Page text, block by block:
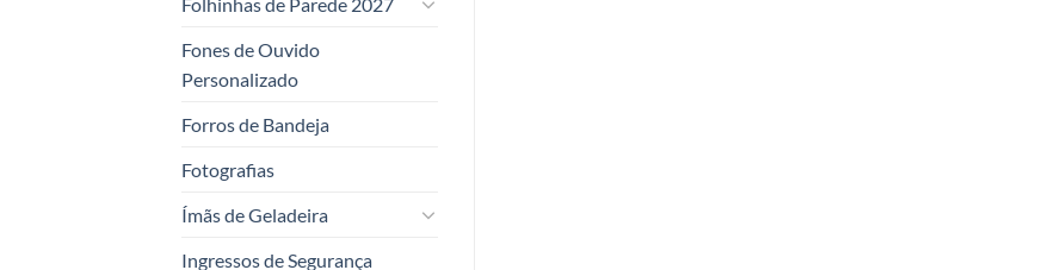
Fones de Ouvido
Personalizado
Forros de Bandeja
Fotografias
Ímãs de Geladeira
Ingressos de Segurança